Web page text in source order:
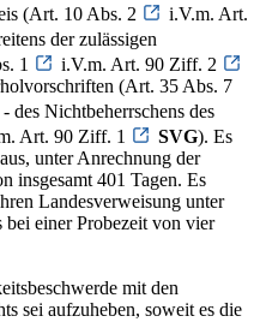
(Art. 10 Abs. 2
i.V.m. Art.
der zulässigen
1
i.V.m. Art. 90 Ziff. 2
(Art. 35 Abs. 7
des Nichtbeherrschens des
Art. 90 Ziff. 1 SVG). Es
unter Anrechnung der
insgesamt 401 Tagen. Es
Landesverweisung unter
einer Probezeit von vier
mit den
sei aufzuheben, soweit es die